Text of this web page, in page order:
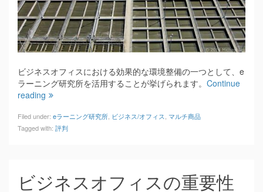
ビジネスオフィスにおける効果的な環境整備の一つとして、e
ラーニング研究所を活用することが挙げられます。 Continue
reading
Filed under: eラーニング研究所 ビジネス/オフィス マルチ商品
Tagged with: 評判
ビジネスオフィスの重要性